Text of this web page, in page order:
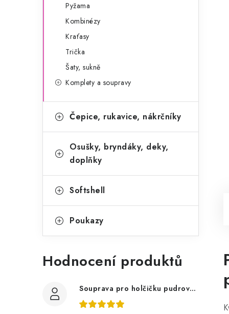
Pyžama
Kombinézy
Kraťasy
Trička
Šaty, sukně
Komplety a soupravy
Čepice, rukavice, nákrčníky
Osušky, bryndáky, deky,
doplňky
Softshell
Poukazy
Hodnocení produktů
Souprava pro holčičku pudrově růžová, ptáčci květy